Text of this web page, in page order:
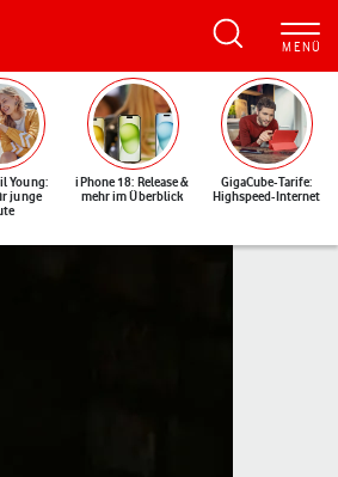
Young:
junge
iPhone 18: Release &
mehr im Überblick
GigaCube-Tarife:
Highspeed-Internet